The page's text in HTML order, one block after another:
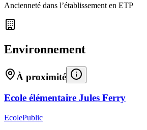
Ancienneté dans l’établissement en ETP
Environnement
À proximité
Ecole élémentaire Jules Ferry
EcolePublic